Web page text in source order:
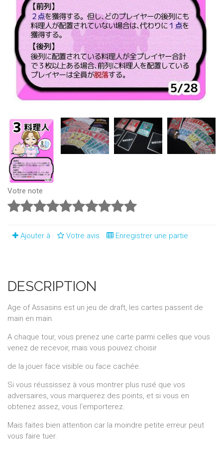
Votre note
Ajouter à Votre avis Enregistrer une partie
DESCRIPTION
Age of Assasins est un jeu de draft, les cartes passent de
main en main.
A chaque tour, vous prenez une carte parmi celles que vous
venez de recevoir, mais vous pouvez choisir
de la jouer face visible ou face cachée.
Si vous réussissez à vous montrer plus rusé que vos
adversaires, vous marquerez des points, et si vous en
obtenez assez, vous l'emporterez.
Mais faites bien attention car la moindre petite erreur peut
vous faire tuer.